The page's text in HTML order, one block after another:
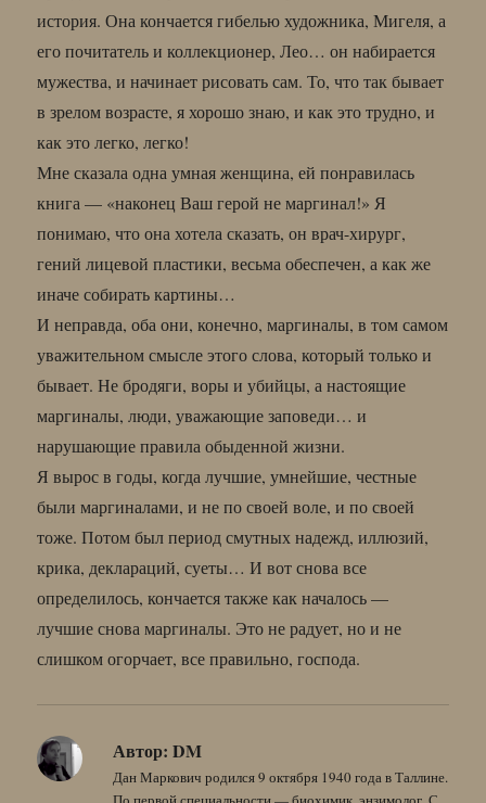
история. Она кончается гибелью художника, Мигеля, а
его почитатель и коллекционер, Лео… он набирается
мужества, и начинает рисовать сам. То, что так бывает
в зрелом возрасте, я хорошо знаю, и как это трудно, и
как это легко, легко!
Мне сказала одна умная женщина, ей понравилась
книга — «наконец Ваш герой не маргинал!» Я
понимаю, что она хотела сказать, он врач-хирург,
гений лицевой пластики, весьма обеспечен, а как же
иначе собирать картины…
И неправда, оба они, конечно, маргиналы, в том самом
уважительном смысле этого слова, который только и
бывает. Не бродяги, воры и убийцы, а настоящие
маргиналы, люди, уважающие заповеди… и
нарушающие правила обыденной жизни.
Я вырос в годы, когда лучшие, умнейшие, честные
были маргиналами, и не по своей воле, и по своей
тоже. Потом был период смутных надежд, иллюзий,
крика, деклараций, суеты… И вот снова все
определилось, кончается также как началось —
лучшие снова маргиналы. Это не радует, но и не
слишком огорчает, все правильно, господа.
Автор: DM
Дан Маркович родился 9 октября 1940 года в Таллине.